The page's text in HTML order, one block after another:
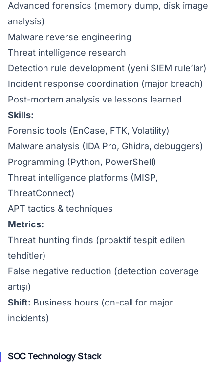
Advanced forensics (memory dump, disk image
analysis)
Malware reverse engineering
Threat intelligence research
Detection rule development (yeni SIEM rule’lar)
Incident response coordination (major breach)
Post-mortem analysis ve lessons learned
Skills:
Forensic tools (EnCase, FTK, Volatility)
Malware analysis (IDA Pro, Ghidra, debuggers)
Programming (Python, PowerShell)
Threat intelligence platforms (MISP,
ThreatConnect)
APT tactics & techniques
Metrics:
Threat hunting finds (proaktif tespit edilen
tehditler)
False negative reduction (detection coverage
artışı)
Shift: Business hours (on-call for major
incidents)
SOC Technology Stack